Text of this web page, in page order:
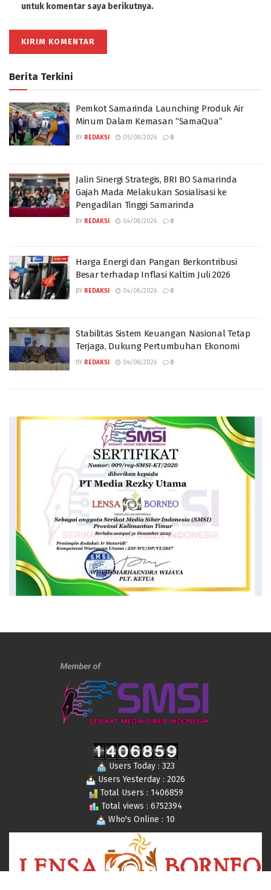
untuk komentar saya berikutnya.
Berita Terkini
Pemkot Samarinda Launching Produk Air
Minum Dalam Kemasan “SamaQua”
BY REDAKSI 05/08/2026 0
Jalin Sinergi Strategis, BRI BO Samarinda
Gajah Mada Melakukan Sosialisasi ke
Pengadilan Tinggi Samarinda
BY REDAKSI 04/08/2026 0
Harga Energi dan Pangan Berkontribusi
Besar terhadap Inflasi Kaltim Juli 2026
BY REDAKSI 04/08/2026 0
Stabilitas Sistem Keuangan Nasional Tetap
Terjaga, Dukung Pertumbuhan Ekonomi
BY REDAKSI 04/08/2026 0
Users Today : 323
Users Yesterday : 2026
Total Users : 1406859
Total views : 6752394
Who's Online : 10